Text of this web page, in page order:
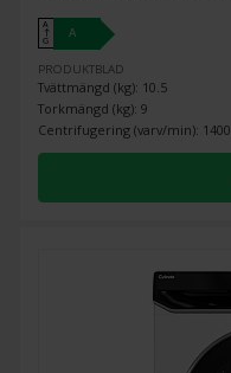
A
↑
G
A
PRODUKTBLAD
Tvättmängd (kg): 10.5
Torkmängd (kg): 9
Centrifugering (varv/min): 1400